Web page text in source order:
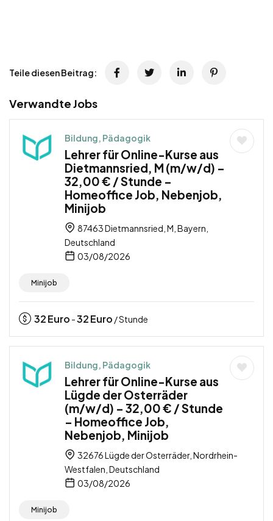
Teile diesen Beitrag:
Verwandte Jobs
Bildung, Pädagogik
Lehrer für Online-Kurse aus
Dietmannsried, M (m/w/d) –
32,00 € / Stunde –
Homeoffice Job, Nebenjob,
Minijob
87463 Dietmannsried, M, Bayern,
Deutschland
03/08/2026
Minijob
32Euro -32Euro / Stunde
Bildung, Pädagogik
Lehrer für Online-Kurse aus
Lügde der Osterräder
(m/w/d) – 32,00 € / Stunde
– Homeoffice Job,
Nebenjob, Minijob
32676 Lügde der Osterräder, Nordrhein-
Westfalen, Deutschland
03/08/2026
Minijob